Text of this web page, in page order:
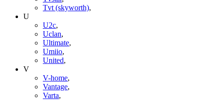
Tvt (skyworth),
U
U2c,
Uclan,
Ultimate,
Umiio,
United,
V
V-home,
Vantage,
Varta,